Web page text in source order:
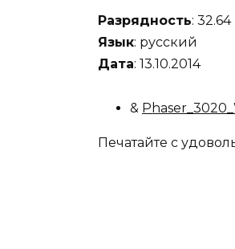
Разрядность: 32.64
Язык: русский
Дата: 13.10.2014
&
Печатайте с